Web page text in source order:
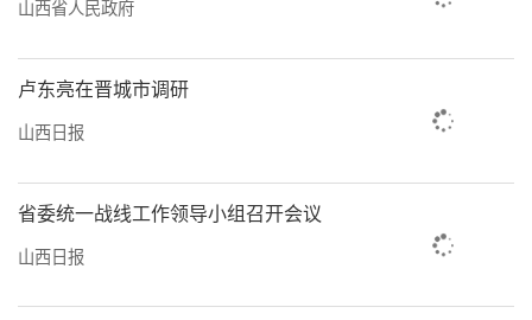
山西省人民政府
卢东亮在晋城市调研
山西日报
省委统一战线工作领导小组召开会议
山西日报